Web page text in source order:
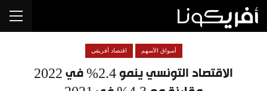
الاقتصاد التونسي ينمو 2.4% في 2022
أسواق الأسهم اقتصاد أفريقي